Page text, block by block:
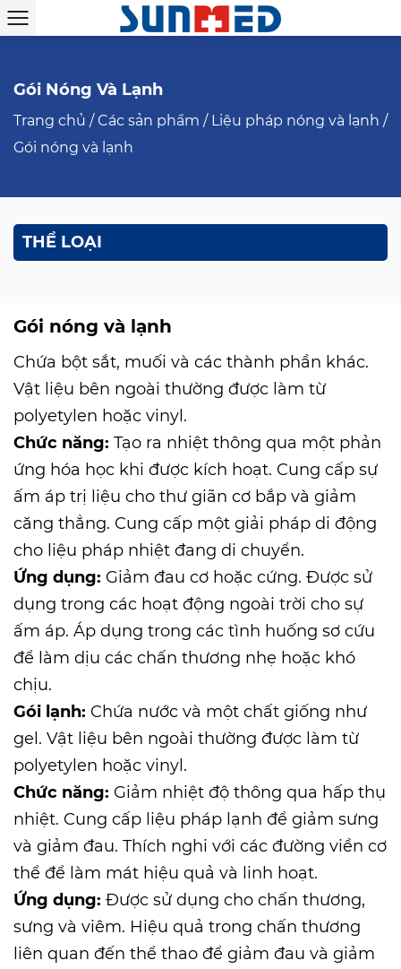
Gói Nóng Và Lạnh
Trang chủ /Các sản phẩm / Liệu pháp nóng và lạnh /
Gói nóng và lạnh
THỂ LOẠI
Gói nóng và lạnh
Chứa bột sắt, muối và các thành phần khác.
Vật liệu bên ngoài thường được làm từ
polyetylen hoặc vinyl.
Chức năng: Tạo ra nhiệt thông qua một phản
ứng hóa học khi được kích hoạt. Cung cấp sự
ấm áp trị liệu cho thư giãn cơ bắp và giảm
căng thẳng. Cung cấp một giải pháp di động
cho liệu pháp nhiệt đang di chuyển.
Ứng dụng: Giảm đau cơ hoặc cứng. Được sử
dụng trong các hoạt động ngoài trời cho sự
ấm áp. Áp dụng trong các tình huống sơ cứu
để làm dịu các chấn thương nhẹ hoặc khó
chịu.
Gói lạnh: Chứa nước và một chất giống như
gel. Vật liệu bên ngoài thường được làm từ
polyetylen hoặc vinyl.
Chức năng: Giảm nhiệt độ thông qua hấp thụ
nhiệt. Cung cấp liệu pháp lạnh để giảm sưng
và giảm đau. Thích nghi với các đường viền cơ
thể để làm mát hiệu quả và linh hoạt.
Ứng dụng: Được sử dụng cho chấn thương,
sưng và viêm. Hiệu quả trong chấn thương
liên quan đến thể thao để giảm đau và giảm